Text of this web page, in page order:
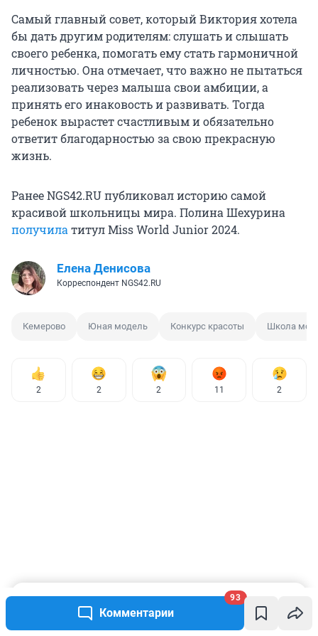
Комментарии
93
Самый главный совет, который Виктория хотела
бы дать другим родителям: слушать и слышать
своего ребенка, помогать ему стать гармоничной
личностью. Она отмечает, что важно не пытаться
реализовать через малыша свои амбиции, а
принять его инаковость и развивать. Тогда
ребенок вырастет счастливым и обязательно
ответит благодарностью за свою прекрасную
жизнь.
Ранее NGS42.RU публиковал историю самой
красивой школьницы мира. Полина Шехурина
получила титул Miss World Junior 2024.
Елена Денисова
Корреспондент NGS42.RU
Кемерово Юная модель Конкурс красоты Школа
2 2 2 11 2
Получай награды за комментарии и другие
задания!